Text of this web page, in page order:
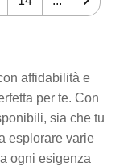
affidabilità e
per te. Con
sia che tu
esplorare varie
ogni esigenza